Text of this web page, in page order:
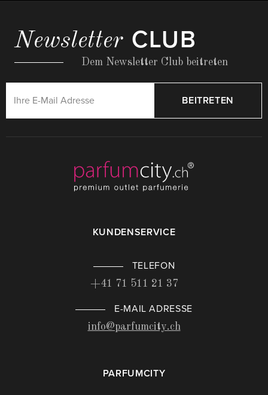
Newsletter CLUB
Dem Newsletter Club beitreten
BEITRETEN
KUNDENSERVICE
TELEFON
+41 71 511 21 37
E-MAIL ADRESSE
info@parfumcity.ch
PARFUMCITY